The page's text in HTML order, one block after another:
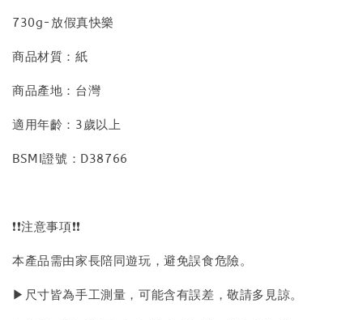
730g-放假真快樂
商品材質：紙
商品產地：台灣
適用年齡：3歲以上
BSMI證號：D38766
❗❗注意事項❗❗
本產品需由家長陪同遊玩，避免誤食危險。
▶尺寸皆為手工測量，可能含有誤差，敬請多見諒。